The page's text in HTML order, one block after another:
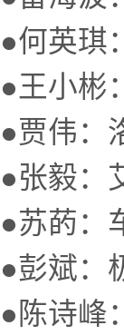
●何英琪
●王小彬
●贾伟：
●张毅：
●苏菂：
●彭斌：
●陈诗峰